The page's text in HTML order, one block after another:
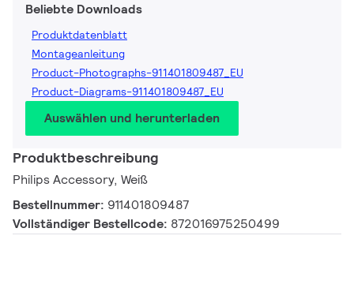
Beliebte Downloads
Produktdatenblatt
Montageanleitung
Product-Photographs-911401809487_EU
Product-Diagrams-911401809487_EU
Auswählen und herunterladen
Produktbeschreibung
Philips Accessory, Weiß
Bestellnummer: 911401809487
Vollständiger Bestellcode: 872016975250499